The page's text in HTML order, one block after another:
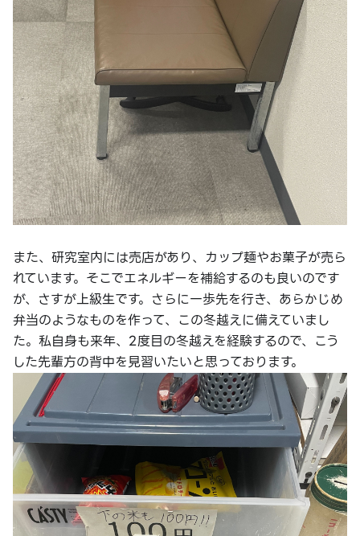
また、研究室内には売店があり、カップ麺やお菓子が売ら
れています。そこでエネルギーを補給するのも良いのです
が、さすが上級生です。さらに一歩先を行き、あらかじめ
弁当のようなものを作って、この冬越えに備えていまし
た。私自身も来年、2度目の冬越えを経験するので、こう
した先輩方の背中を見習いたいと思っております。